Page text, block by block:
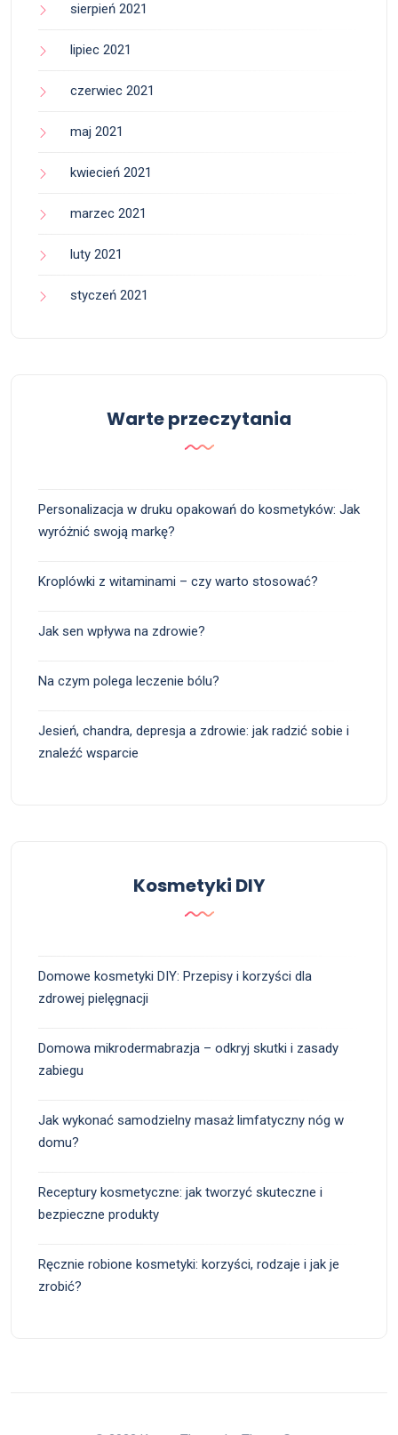
sierpień 2021
lipiec 2021
czerwiec 2021
maj 2021
kwiecień 2021
marzec 2021
luty 2021
styczeń 2021
Warte przeczytania
Personalizacja w druku opakowań do kosmetyków: Jak
wyróżnić swoją markę?
Kroplówki z witaminami – czy warto stosować?
Jak sen wpływa na zdrowie?
Na czym polega leczenie bólu?
Jesień, chandra, depresja a zdrowie: jak radzić sobie i
znaleźć wsparcie
Kosmetyki DIY
Domowe kosmetyki DIY: Przepisy i korzyści dla
zdrowej pielęgnacji
Domowa mikrodermabrazja – odkryj skutki i zasady
zabiegu
Jak wykonać samodzielny masaż limfatyczny nóg w
domu?
Receptury kosmetyczne: jak tworzyć skuteczne i
bezpieczne produkty
Ręcznie robione kosmetyki: korzyści, rodzaje i jak je
zrobić?